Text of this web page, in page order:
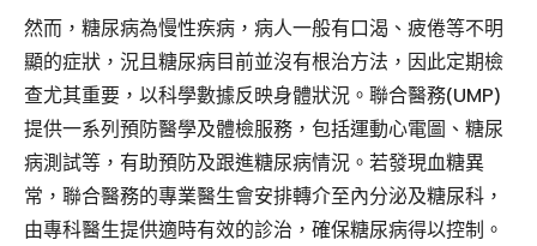
然而，糖尿病為慢性疾病，病人一般有口渴、疲倦等不明
顯的症狀，況且糖尿病目前並沒有根治方法，因此定期檢
查尤其重要，以科學數據反映身體狀況。聯合醫務(UMP)
提供一系列預防醫學及體檢服務，包括運動心電圖、糖尿
病測試等，有助預防及跟進糖尿病情況。若發現血糖異
常，聯合醫務的專業醫生會安排轉介至內分泌及糖尿科，
由專科醫生提供適時有效的診治，確保糖尿病得以控制。